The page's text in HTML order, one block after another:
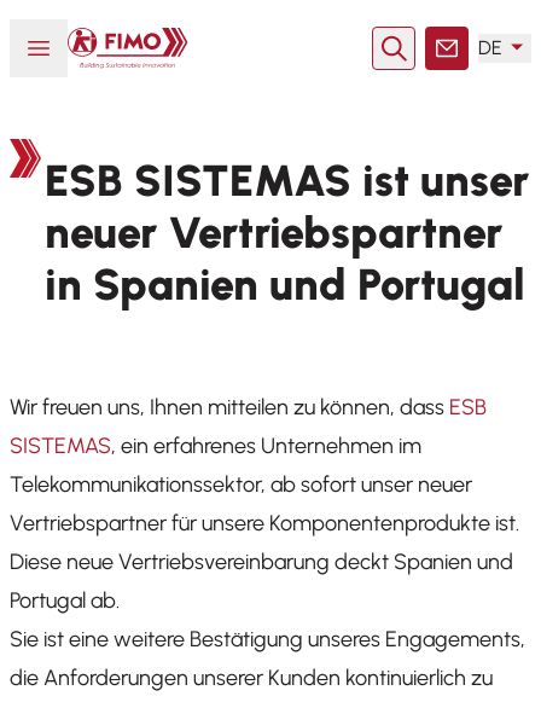
Menü öffnen oder schließen
Zurück zur Startseite
SucheKontakt
DE
ESB SISTEMAS ist unser
neuer Vertriebspartner
in Spanien und Portugal
Wir freuen uns, Ihnen mitteilen zu können, dass ESB
SISTEMAS, ein erfahrenes Unternehmen im
Telekommunikationssektor, ab sofort unser neuer
Vertriebspartner für unsere Komponentenprodukte ist.
Diese neue Vertriebsvereinbarung deckt Spanien und
Portugal ab.
Sie ist eine weitere Bestätigung unseres Engagements,
die Anforderungen unserer Kunden kontinuierlich zu